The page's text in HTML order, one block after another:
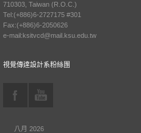
710303, Taiwan (R.O.C.)
Tel:(+886)6-2727175 #301
Fax:(+886)6-2050626
e-mail:ksitvcd@mail.ksu.edu.tw
視覺傳達設計系粉絲團
八月 2026